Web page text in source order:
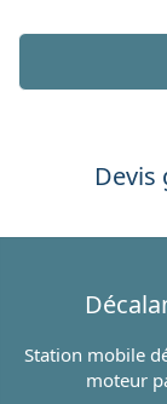
Devis
Station mobile
moteur